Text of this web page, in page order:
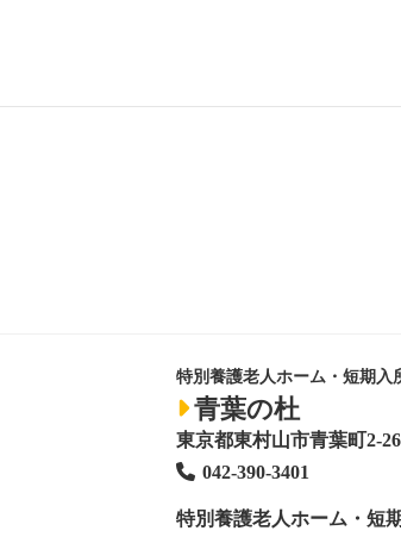
特別養護老人ホーム・短期入
青葉の杜
東京都東村山市青葉町2-
042-390-3401
特別養護老人ホーム ・短